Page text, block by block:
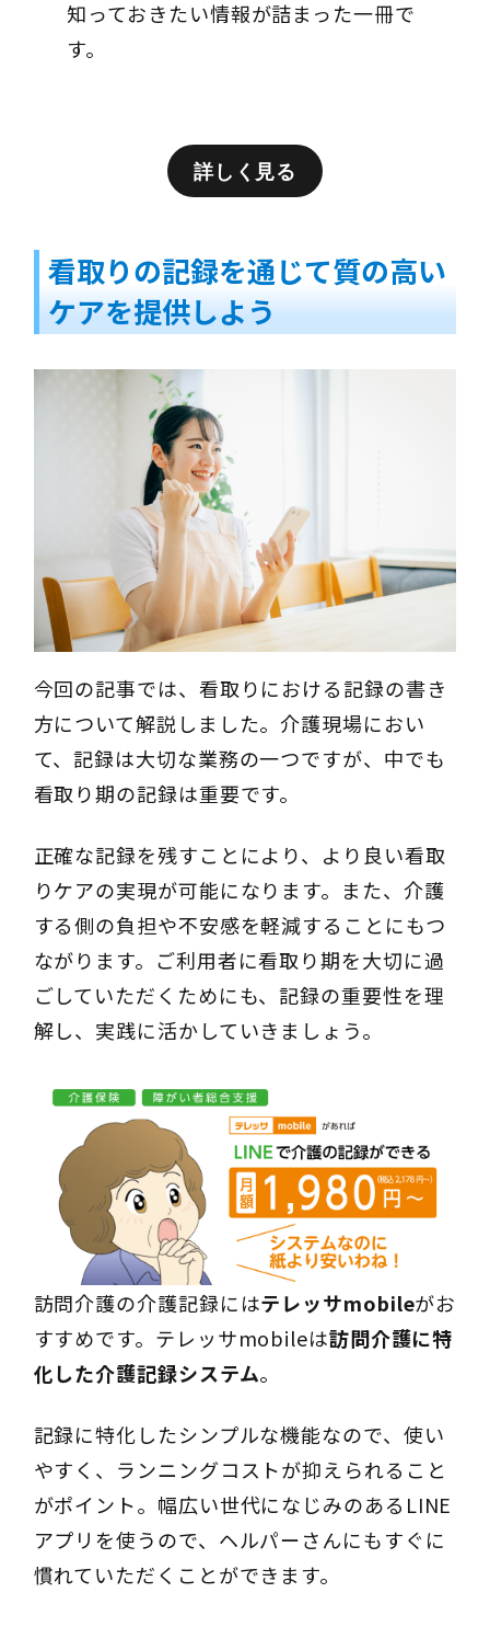
知っておきたい情報が詰まった一冊で
す。
詳しく見る
看取りの記録を通じて質の高い
ケアを提供しよう
今回の記事では、看取りにおける記録の書き
方について解説しました。介護現場におい
て、記録は大切な業務の一つですが、中でも
看取り期の記録は重要です。
正確な記録を残すことにより、より良い看取
りケアの実現が可能になります。また、介護
する側の負担や不安感を軽減することにもつ
ながります。ご利用者に看取り期を大切に過
ごしていただくためにも、記録の重要性を理
解し、実践に活かしていきましょう。
訪問介護の介護記録にはテレッサmobileがお
すすめです。テレッサmobileは訪問介護に特
化した介護記録システム。
記録に特化したシンプルな機能なので、使い
やすく、ランニングコストが抑えられること
がポイント。幅広い世代になじみのあるLINE
アプリを使うので、ヘルパーさんにもすぐに
慣れていただくことができます。